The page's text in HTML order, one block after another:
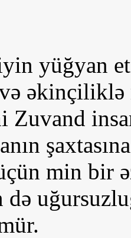
yüğyan
Zuvand
min bir
də